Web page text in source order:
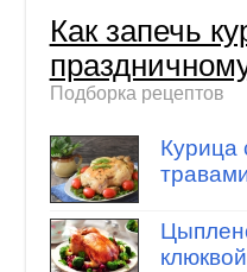
Как запечь
Подборка рецептов
Курица
клюквой